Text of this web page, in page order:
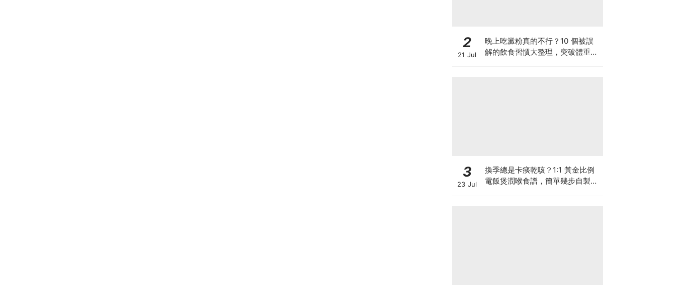
2
21 Jul
晚上吃澱粉真的不行？10 個被誤
解的飲食習慣大整理，突破體重停
3
23 Jul
換季總是卡痰乾咳？1:1 黃金比例
電飯煲潤喉食譜，簡單幾步自製天